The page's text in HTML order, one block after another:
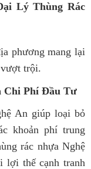
Lý Thùng Rác
phương mang lại
trội.
Chi Phí Đầu Tư
An giúp loại bỏ
khoản phí trung
rác nhựa Nghệ
lợi thế cạnh tranh